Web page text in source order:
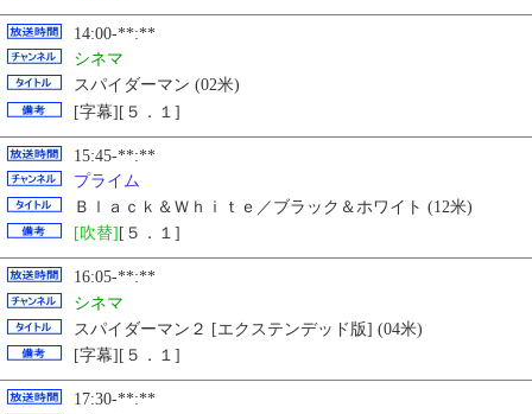
14:00-**:**
シネマ
スパイダーマン (02米)
[字幕][５．１]
15:45-**:**
プライム
Ｂｌａｃｋ＆Ｗｈｉｔｅ／ブラック＆ホワイト (12米)
[吹替] [５．１]
16:05-**:**
シネマ
スパイダーマン２ [エクステンデッド版] (04米)
[字幕][５．１]
17:30-**:**